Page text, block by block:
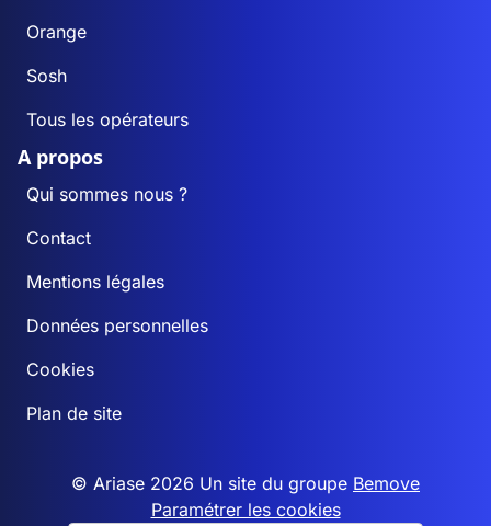
Orange
Sosh
Tous les opérateurs
A propos
Qui sommes nous ?
Contact
Mentions légales
Données personnelles
Cookies
Plan de site
© Ariase 2026 Un site du groupe Bemove
Paramétrer les cookies